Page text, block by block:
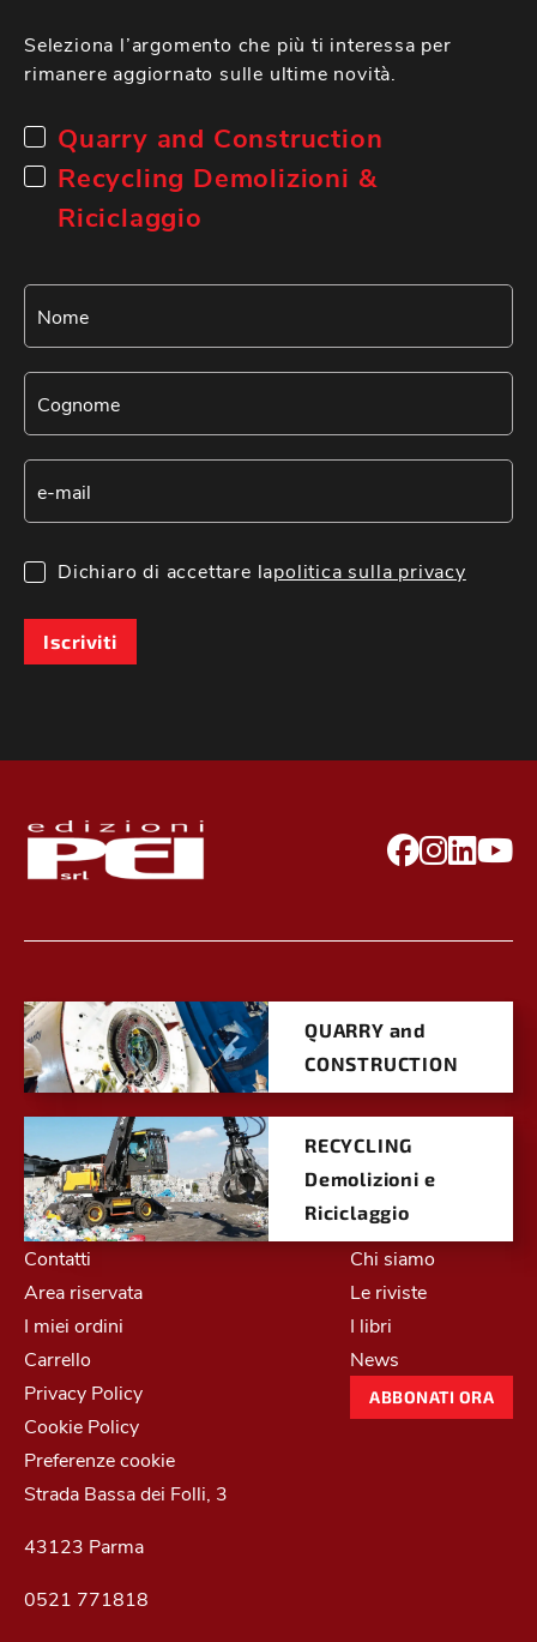
Seleziona l’argomento che più ti interessa per
rimanere aggiornato sulle ultime novità.
Quarry and Construction
Recycling Demolizioni &
Riciclaggio
Dichiaro di accettare lapolitica sulla privacy
Iscriviti
QUARRY and
CONSTRUCTION
RECYCLING
Demolizioni e
Riciclaggio
Contatti
Area riservata
I miei ordini
Carrello
Privacy Policy
Cookie Policy
Preferenze cookie
Chi siamo
Le riviste
I libri
News
ABBONATI ORA
Strada Bassa dei Folli, 3
43123 Parma
0521 771818